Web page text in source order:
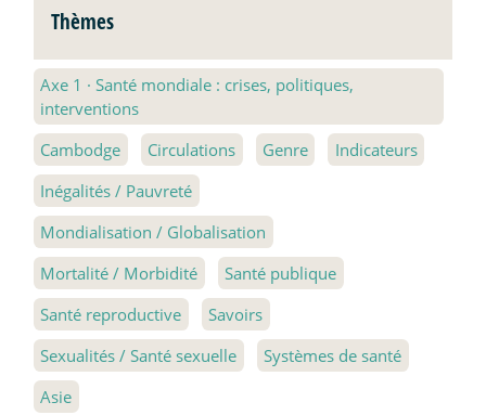
Thèmes
Axe 1 · Santé mondiale : crises, politiques,
interventions
Cambodge
Circulations Genre
Indicateurs
Inégalités / Pauvreté
Mondialisation / Globalisation
Mortalité / Morbidité
Santé publique
Santé reproductive
Savoirs
Sexualités / Santé sexuelle
Systèmes de santé
Asie